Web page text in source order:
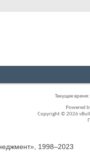
Текущее время:
Powered
Copyright © 2026
1998–2023